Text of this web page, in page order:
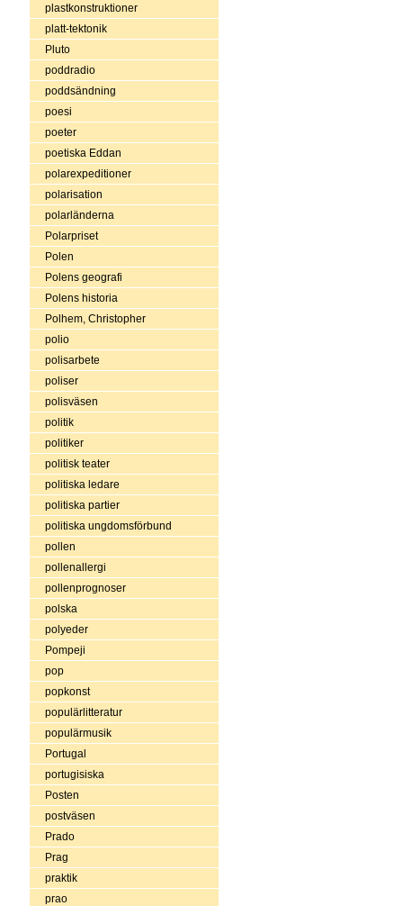
plastkonstruktioner
platt-tektonik
Pluto
poddradio
poddsändning
poesi
poeter
poetiska Eddan
polarexpeditioner
polarisation
polarländerna
Polarpriset
Polen
Polens geografi
Polens historia
Polhem, Christopher
polio
polisarbete
poliser
polisväsen
politik
politiker
politisk teater
politiska ledare
politiska partier
politiska ungdomsförbund
pollen
pollenallergi
pollenprognoser
polska
polyeder
Pompeji
pop
popkonst
populärlitteratur
populärmusik
Portugal
portugisiska
Posten
postväsen
Prado
Prag
praktik
prao